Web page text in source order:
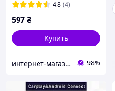
4.8 (4)
597₴
Купить
интернет-магазин "триА" 98%